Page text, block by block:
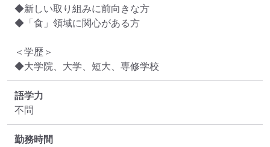
◆新しい取り組みに前向きな方
◆「食」領域に関心がある方
＜学歴＞
◆大学院、大学、短大、専修学校
語学力
不問
勤務時間